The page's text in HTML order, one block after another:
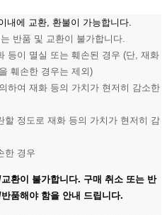
내에 교환, 환불이 가능합니다.
반품 및 교환이 불가합니다.
등이 멸실 또는 훼손된 경우 (단, 재화
훼손한 경우는 제외)
하여 재화 등의 가치가 현저히 감소한
할 정도로 재화 등의 가치가 현저히 감
한 경우
환이 불가합니다. 구매 취소 또는 반
품해야 함을 안내 드립니다.